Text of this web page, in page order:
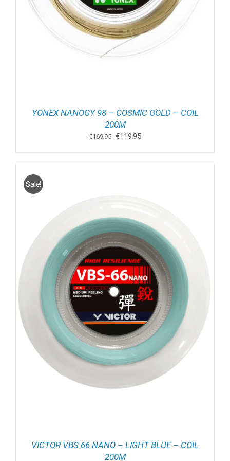
YONEX NANOGY 98 – COSMIC GOLD – COIL
200M
€169.95 Oorspronkelijke
€119.95Huidige
Sale!
VICTOR VBS 66 NANO – LIGHT BLUE – COIL
200M